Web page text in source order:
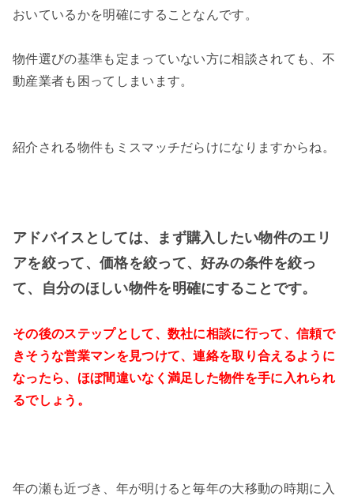
おいているかを明確にすることなんです。
物件選びの基準も定まっていない方に相談されても、不
動産業者も困ってしまいます。
紹介される物件もミスマッチだらけになりますからね。
アドバイスとしては、まず購入したい物件のエリ
アを絞って、価格を絞って、好みの条件を絞っ
て、自分のほしい物件を明確にすることです。
その後のステップとして、数社に相談に行って、信頼で
きそうな営業マンを見つけて、連絡を取り合えるように
なったら、ほぼ間違いなく満足した物件を手に入れられ
るでしょう。
年の瀬も近づき、年が明けると毎年の大移動の時期に入